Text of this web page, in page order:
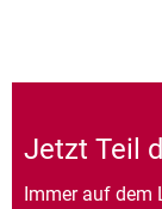
Jetzt Teil
Immer auf dem